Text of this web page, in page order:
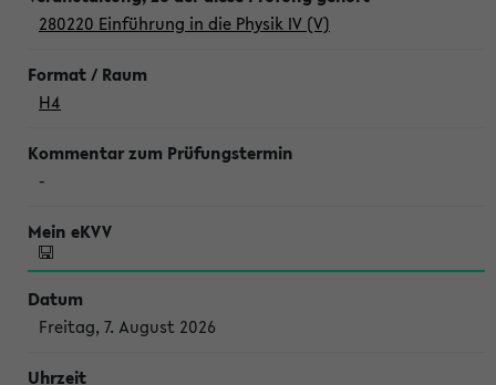
280220 Einführung in die Physik IV (V)
H4
-
Freitag, 7. August 2026